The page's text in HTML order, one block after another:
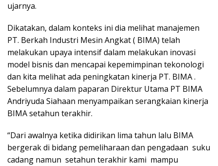
ujarnya.
Dikatakan, dalam konteks ini dia melihat manajemen
PT. Berkah Industri Mesin Angkat ( BIMA) telah
melakukan upaya intensif dalam melakukan inovasi
model bisnis dan mencapai kepemimpinan tekonologi
dan kita melihat ada peningkatan kinerja PT. BIMA .
Sebelumnya dalam paparan Direktur Utama PT BIMA
Andriyuda Siahaan menyampaikan serangkaian kinerja
BIMA setahun terakhir.
“Dari awalnya ketika didirikan lima tahun lalu BIMA
bergerak di bidang pemeliharaan dan pengadaan suku
cadang namun setahun terakhir kami mampu